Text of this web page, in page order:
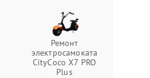
Ремонт
электросамоката
CityCoco X7 PRO
Plus